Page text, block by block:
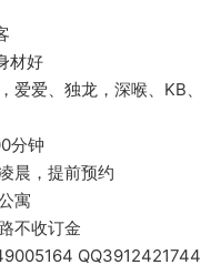
材好
爱爱、独龙，深喉、KB
分钟
晨，提前预约
寓
不收订金